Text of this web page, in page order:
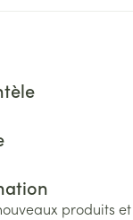
produits